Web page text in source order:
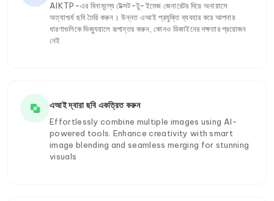
AIKTP-এর বিনামূল্যে টেক্সট-টু-ইমেজ জেনারেটর দিয়ে অনায়াসে
অত্যাশ্চর্য ছবি তৈরি করুন। উন্নত এআই প্রযুক্তি ব্যবহার করে আপনার
ধারণাগুলিকে ভিজ্যুয়ালে রূপান্তর করুন, কোনও ডিজাইনের দক্ষতার প্রয়োজন
নেই
এআই দ্বারা ছবি একত্রিত করুন
Effortlessly combine multiple images using AI-
powered tools. Enhance creativity with smart
image blending and seamless merging for stunning
visuals